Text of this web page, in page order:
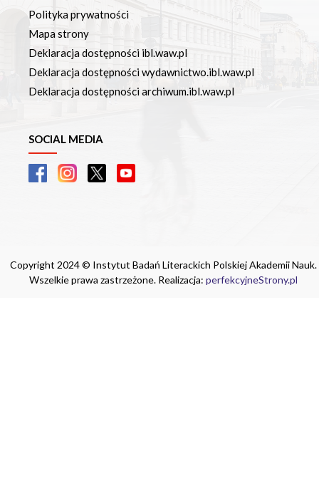
Polityka prywatności
Mapa strony
Deklaracja dostępności ibl.waw.pl
Deklaracja dostępności wydawnictwo.ibl.waw.pl
Deklaracja dostępności archiwum.ibl.waw.pl
SOCIAL MEDIA
Copyright 2024 © Instytut Badań Literackich Polskiej Akademii Nauk.
Wszelkie prawa zastrzeżone. Realizacja: perfekcyjneStrony.pl